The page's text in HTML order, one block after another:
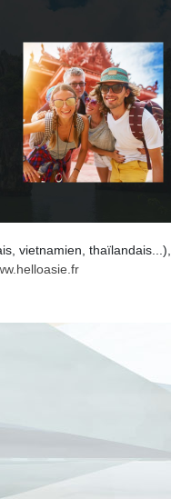
vietnamien, thaïlandais...),